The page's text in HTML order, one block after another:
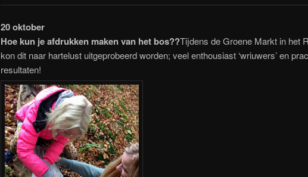
20 oktober
Hoe kun je afdrukken maken van het bos??Tijdens de Groene Markt in het
kon dit naar hartelust uitgeprobeerd worden; veel enthousiast ‘wriuwers’ en
resultaten!